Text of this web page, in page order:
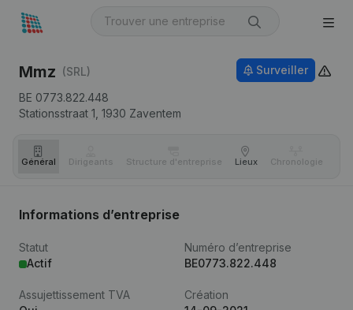
Mmz (SRL)
BE 0773.822.448
Stationsstraat 1, 1930 Zaventem
Surveiller
Général Dirigeants Structure d'entreprise Lieux Chronologie
Informations d’entreprise
Statut
Actif
Numéro d’entreprise
BE0773.822.448
Assujettissement TVA
Création